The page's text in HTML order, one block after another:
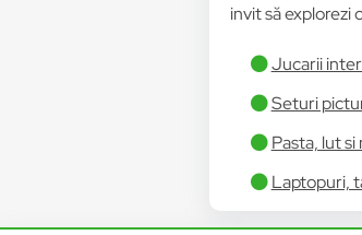
invit să explorezi
Jucarii
Seturi
Pasta, lut
Laptopuri,